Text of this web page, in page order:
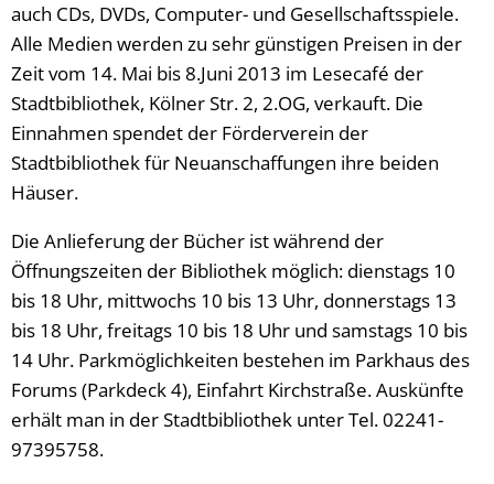
auch CDs, DVDs, Computer- und Gesellschaftsspiele.
Alle Medien werden zu sehr günstigen Preisen in der
Zeit vom 14. Mai bis 8.Juni 2013 im Lesecafé der
Stadtbibliothek, Kölner Str. 2, 2.OG, verkauft. Die
Einnahmen spendet der Förderverein der
Stadtbibliothek für Neuanschaffungen ihre beiden
Häuser.
Die Anlieferung der Bücher ist während der
Öffnungszeiten der Bibliothek möglich: dienstags 10
bis 18 Uhr, mittwochs 10 bis 13 Uhr, donnerstags 13
bis 18 Uhr, freitags 10 bis 18 Uhr und samstags 10 bis
14 Uhr. Parkmöglichkeiten bestehen im Parkhaus des
Forums (Parkdeck 4), Einfahrt Kirchstraße. Auskünfte
erhält man in der Stadtbibliothek unter Tel. 02241-
97395758.